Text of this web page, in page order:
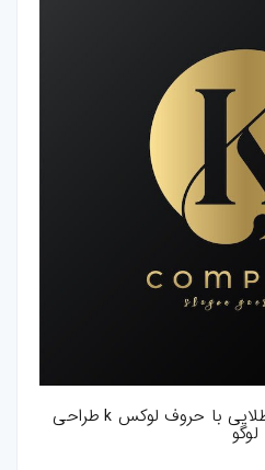
دانلود فایل وکتور دایره طلایی با حروف لوکس k طراحی
لوگو